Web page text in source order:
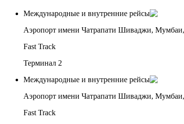
Международные и внутренние рейсы
Аэропорт имени Чатрапати Шиваджи,
Fast Track
Терминал 2
Международные и внутренние рейсы
Аэропорт имени Чатрапати Шиваджи,
Fast Track